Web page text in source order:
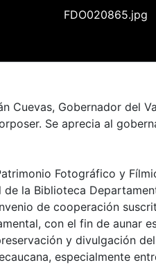
FDO020865.jpg
Cuevas, Gobernador del
Se aprecia al
Fotográfico y
de la Biblioteca
de cooperación
con el fin de aunar
y divulgación
especialmente